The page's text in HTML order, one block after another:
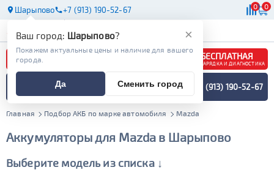
Шарыпово +7 (913) 190-52-67 0 0
АКБ
БЕСПЛАТНАЯ
ЗАРЯДКА И ДИАГНОСТИКА
ПОДБОР АККУМУЛЯТОРА
СПЕЦИАЛИСТОМ +7 (913) 190-52-67
Главная Подбор АКБ по марке автомобиля Mazda
Аккумуляторы для Mazda в Шарыпово
Выберите модель из списка ↓
×
Ваш город: Шарыпово?
Покажем актуальные цены и наличие для вашего
города.
Да Сменить город